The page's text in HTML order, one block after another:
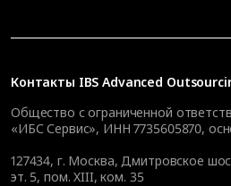
Контакты IBS Advanced
Общество с ограниченной
«ИБС Сервис», ИНН 7735605870,
127434, г. Москва, Дмитровское
эт. 5, пом. XIII, ком. 35